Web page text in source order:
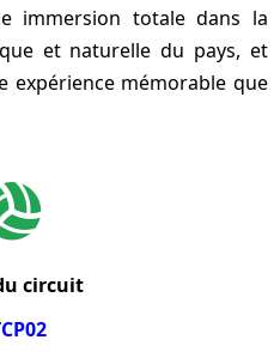
immersion totale dans la
et naturelle du pays, et
expérience mémorable que
circuit